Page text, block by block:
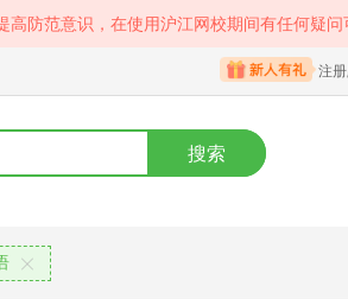
防范意识，在使用沪江网校期间有任何疑问
注
搜索